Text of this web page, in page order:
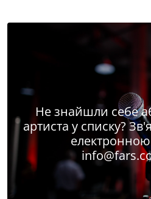
Не знайшли себе
артиста у списку?